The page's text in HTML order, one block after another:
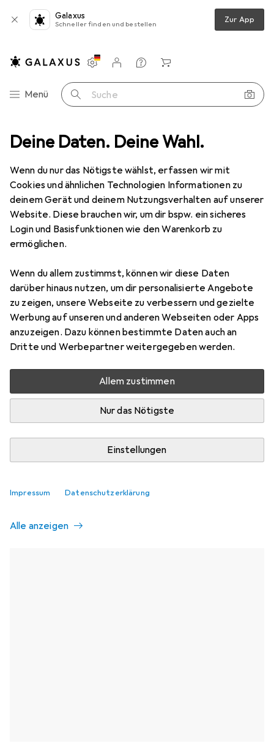
Deine Daten. Deine Wahl.
Wenn du nur das Nötigste wählst, erfassen wir mit
Cookies und ähnlichen Technologien Informationen zu
deinem Gerät und deinem Nutzungsverhalten auf unserer
Website. Diese brauchen wir, um dir bspw. ein sicheres
Login und Basisfunktionen wie den Warenkorb zu
ermöglichen.
Wenn du allem zustimmst, können wir diese Daten
darüber hinaus nutzen, um dir personalisierte Angebote
zu zeigen, unsere Webseite zu verbessern und gezielte
Werbung auf unseren und anderen Webseiten oder Apps
anzuzeigen. Dazu können bestimmte Daten auch an
Dritte und Werbepartner weitergegeben werden.
Allem zustimmen
Nur das Nötigste
Einstellungen
Impressum Datenschutzerklärung
Galaxus
Schneller finden und bestellen Zur App
Navigation nach Kategorien
Menü Suche
Einstellungen
Kundenkonto
Vergleichslisten
Merklisten
Warenkorb
Kabel Kabel Zubehör Delock Keystone Jack: LED rot, 6V
DelockKeystone Jack: LED rot, 6V
Bewertungen
Aktuell nicht lieferbar
Benachrichtigen, wenn lieferbar
Vergleichen
Kostenloser Versand ab 30,– i
Verfügbarkeit
Alle anzeigen